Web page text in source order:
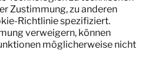
Zustimmung, zu anderen
Richtlinie spezifiziert.
verweigern, können
möglicherweise nicht